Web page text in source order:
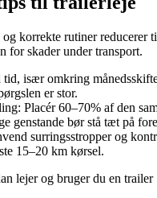
korrekte rutiner reducerer
for skader under transport.
især omkring
er stor.
Placér 60–70% af den
genstande bør stå tæt på
surringsstropper og
15–20 km kørsel.
lejer og bruger du en trailer